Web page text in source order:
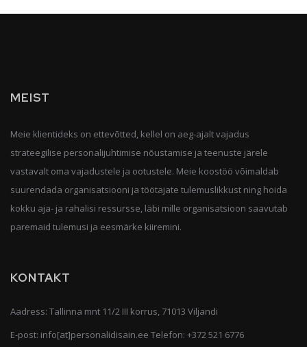
MEIST
Meie klientideks on ettevõtted, kellel on aeg-ajalt vajadus
strateegilise personalijuhtimise nõustamise ja teenuste järele
vastavalt oma vajadustele ja ootustele. Meie koostöö võimaldab
suurendada organisatsiooni ja töötajate tulemuslikkust ning hoida
kokku aja- ja rahalisi ressursse, läbi mille organisatsioon saavutab
paremaid tulemusi ja eesmärke kiiremini.
KONTAKT
Aadress: Tallinna mnt 11/2 III korrus, 71013 Viljandi
E-post: info[at]personalidisain.ee Telefon: +372 521 6776